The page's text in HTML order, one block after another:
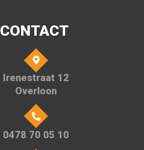
CONTACT
Irenestraat 12
Overloon
0478 70 05 10